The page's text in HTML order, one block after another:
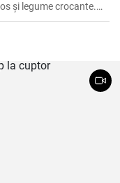
și legume crocante.
sau o masă specială.